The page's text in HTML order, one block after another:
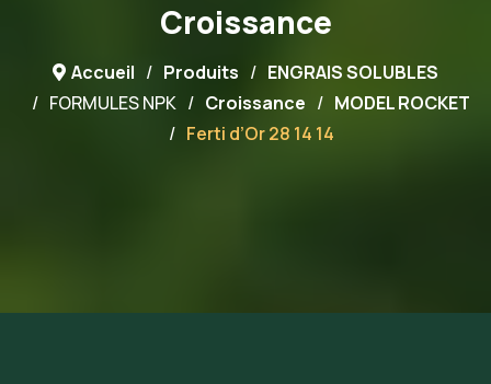
Croissance
Accueil Produits
ENGRAIS SOLUBLES
FORMULES NPK
Croissance
MODEL ROCKET
Ferti d’Or 28 14 14